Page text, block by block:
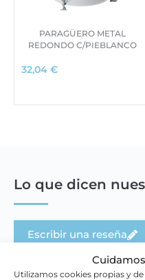
Utilizamos cookies propias y
PARAGÜERO METAL
REDONDO C/PIEBLANCO
32,04 €
Lo que dicen
Escribir una reseña